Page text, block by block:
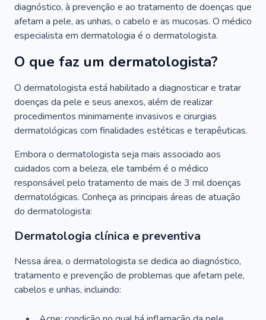
diagnóstico, à prevenção e ao tratamento de doenças que
afetam a pele, as unhas, o cabelo e as mucosas. O médico
especialista em dermatologia é o dermatologista.
O que faz um dermatologista?
O dermatologista está habilitado a diagnosticar e tratar
doenças da pele e seus anexos, além de realizar
procedimentos minimamente invasivos e cirurgias
dermatológicas com finalidades estéticas e terapêuticas.
Embora o dermatologista seja mais associado aos
cuidados com a beleza, ele também é o médico
responsável pelo tratamento de mais de 3 mil doenças
dermatológicas. Conheça as principais áreas de atuação
do dermatologista:
Dermatologia clínica e preventiva
Nessa área, o dermatologista se dedica ao diagnóstico,
tratamento e prevenção de problemas que afetam pele,
cabelos e unhas, incluindo: